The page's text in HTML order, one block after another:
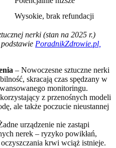
Wysokie, brak refundacji
nerki (stan na 2025 r.)
PoradnikZdrowie.pl,
– Nowoczesne sztuczne nerki
skracają czas spędzany w
monitoringu.
z przenośnych modeli
ale także poczucie nieustannej
urządzenie nie zastąpi
nerek – ryzyko powikłań,
krwi wciąż istnieje.